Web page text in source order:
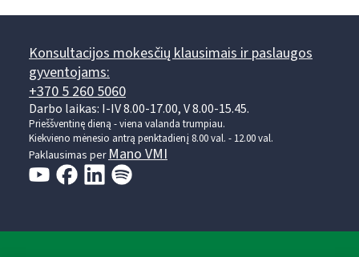
Konsultacijos mokesčių klausimais ir paslaugos
gyventojams:
+370 5 260 5060
Darbo laikas: I-IV 8.00-17.00, V 8.00-15.45.
Prieššventinę dieną - viena valanda trumpiau.
Kiekvieno mėnesio antrą penktadienį 8.00 val. - 12.00 val.
Paklausimas perMano VMI